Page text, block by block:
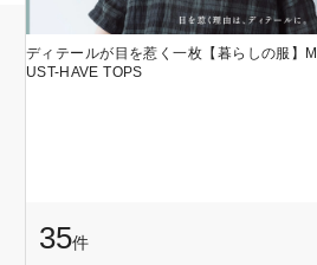
ディテールが目を惹く一枚【暮らしの服】M
UST-HAVE TOPS
35件